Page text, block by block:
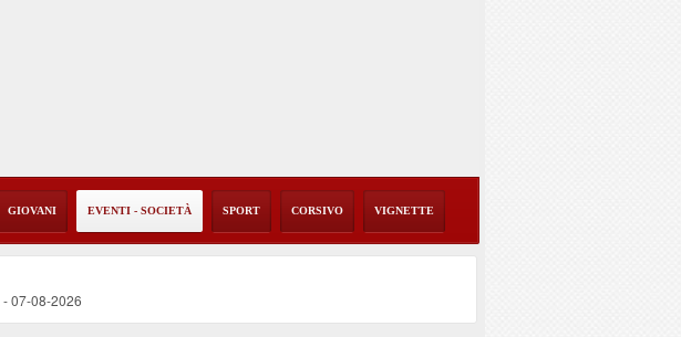
GIOVANI EVENTI - SOCIETÀ SPORT CORSIVO VIGNETTE
-07-08-2026